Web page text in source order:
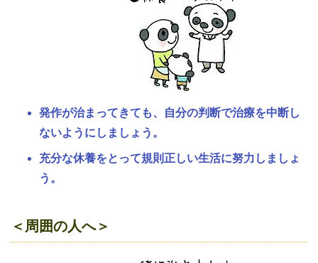
発作が治まってきても、自分の判断で治療を中断し
ないようにしましょう。
充分な休養をとって規則正しい生活に努力しましょ
う。
＜周囲の人へ＞